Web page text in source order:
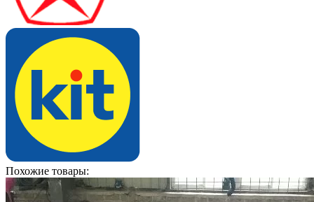
Похожие товары: